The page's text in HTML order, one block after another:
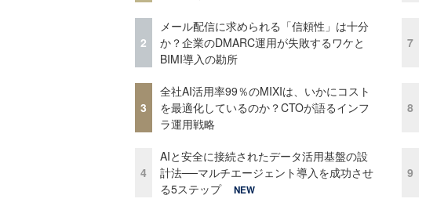
2
メール配信に求められる「信頼性」は十分
か？企業のDMARC運用が失敗するワケと
BIMI導入の勘所
3
全社AI活用率99％のMIXIは、いかにコスト
を最適化しているのか？CTOが語るインフ
ラ運用戦略
4
AIと安全に接続されたデータ活用基盤の設
計法──マルチエージェント導入を成功させ
る5ステップ
NEW
7
8
9